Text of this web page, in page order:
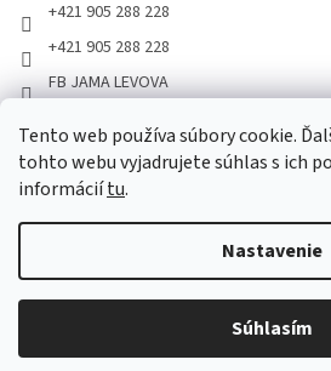
Tento web používa súbory cookie.
tohto webu vyjadrujete súhlas s ich
informáciítu.
Nastavenie
Súhlasím
Vážení zákazníci, z dôvodu dovoleniek môže
dochádzať ku predĺženiu dodacích lehôt. Od
pozastavený aj osobný odber na našom
+421 905 288 228
+421 905 288 228
FB JAMA LEVOVA
JamaLevova
+421905288228
JAMA LEVOVA.